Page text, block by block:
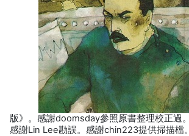
版》。感謝doomsday參照原書整理校正過。
感謝Lin Lee勘誤。感謝chin223提供掃描檔。